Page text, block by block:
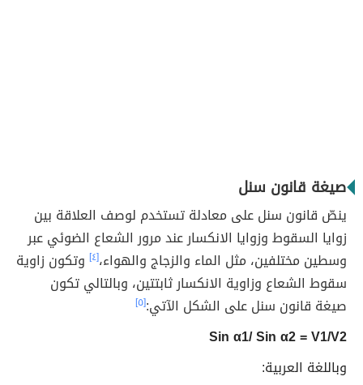
صيغة قانون سنل
ينصّ قانون سنل على معادلة تستخدم لوصف العلاقة بين
زوايا السقوط وزوايا الانكسار عند مرور الشعاع الضوئي عبر
وسطين مختلفين، مثل الماء والزجاج والهواء،[٤]
وتكون زاوية
سقوط الشعاع وزاوية الانكسار ثابتتين، وبالتالي تكون
صيغة قانون سنل على الشكل الآتي:[٥]
Sin α1/ Sin α2 = V1/V2
وباللغة العربية: